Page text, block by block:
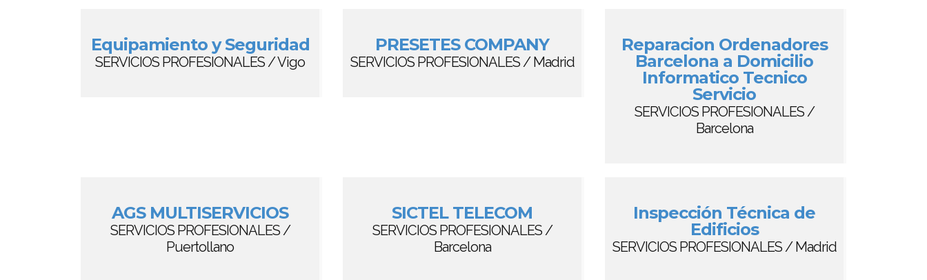
Equipamiento y Seguridad
SERVICIOS PROFESIONALES / Vigo
PRESETES COMPANY
SERVICIOS PROFESIONALES / Madrid
Reparacion Ordenadores
Barcelona a Domicilio
Informatico Tecnico
Servicio
SERVICIOS PROFESIONALES /
Barcelona
AGS MULTISERVICIOS
SERVICIOS PROFESIONALES /
Puertollano
SICTEL TELECOM
SERVICIOS PROFESIONALES /
Barcelona
Inspección Técnica de
Edificios
SERVICIOS PROFESIONALES / Madrid